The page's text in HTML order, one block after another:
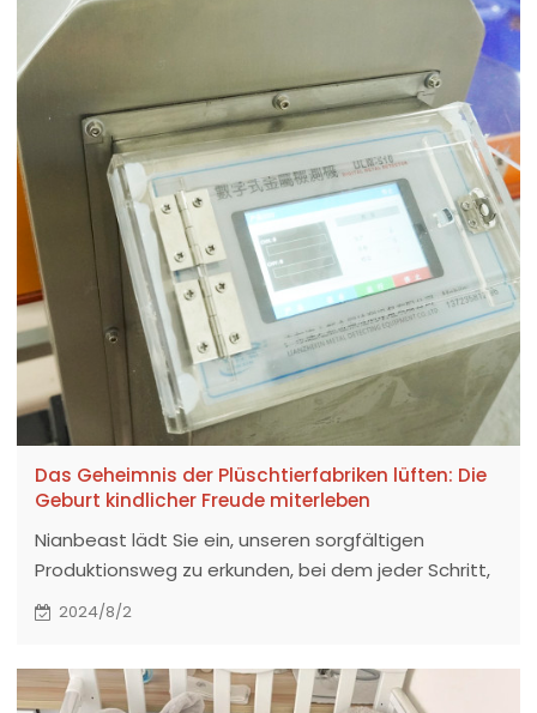
Das Geheimnis der Plüschtierfabriken lüften: Die
Geburt kindlicher Freude miterleben
Nianbeast lädt Sie ein, unseren sorgfältigen
Produktionsweg zu erkunden, bei dem jeder Schritt,
von der Auswahl der Rohstoffe bis zur Präsentation
2024/8/2